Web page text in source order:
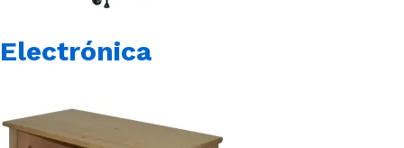
Electrónica